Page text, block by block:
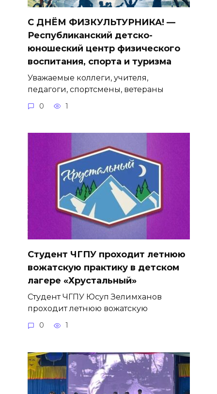
С ДНЁМ ФИЗКУЛЬТУРНИКА! —
Республиканский детско-
юношеский центр физического
воспитания, спорта и туризма
Уважаемые коллеги, учителя,
педагоги, спортсмены, ветераны
0 1
Студент ЧГПУ проходит летнюю
вожатскую практику в детском
лагере «Хрустальный»
Студент ЧГПУ Юсуп Зелимханов
проходит летнюю вожатскую
0 1